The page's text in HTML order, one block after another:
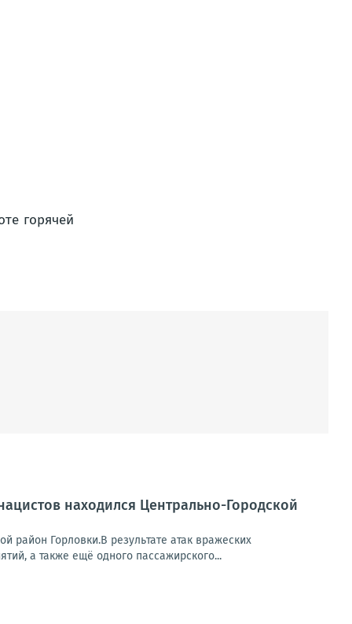
находился Центрально-Городской
район Горловки.В результате атак вражеских
а также ещё одного пассажирского...